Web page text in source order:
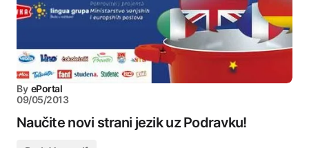
By ePortal
09/05/2013
Naučite novi strani jezik uz Podravku!